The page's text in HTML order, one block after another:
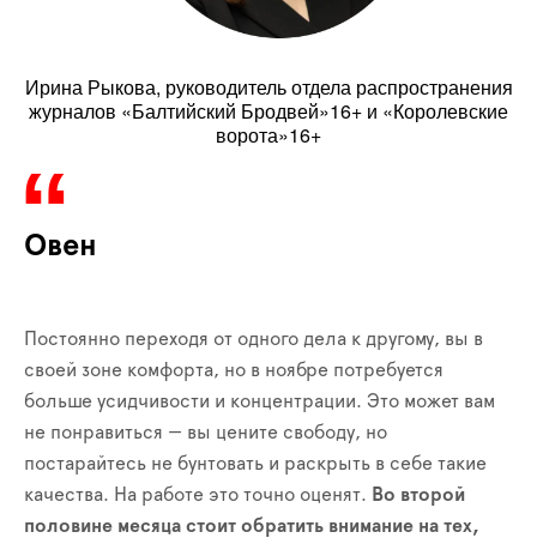
Ирина Рыкова, руководитель отдела распространения
журналов «Балтийский Бродвей»16+ и «Королевские
ворота»16+
Овен
Постоянно переходя от одного дела к другому, вы в
своей зоне комфорта, но в ноябре потребуется
больше усидчивости и концентрации. Это может вам
не понравиться — вы цените свободу, но
постарайтесь не бунтовать и раскрыть в себе такие
качества. На работе это точно оценят. Во второй
половине месяца стоит обратить внимание на тех,